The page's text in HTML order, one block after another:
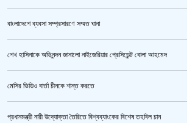
ভারতকে ভয় পেয়েই কি ফেলানী ও মোদিবিরোধী আন্দোলনের ছবি সরানো হয়েছে?’
বাংলাদেশে ব্যবসা সম্প্রসারণে সম্মত ঘানা
শেখ হাসিনাকে অভিনন্দন জানালো নাইজেরিয়ার প্রেসিডেন্ট বোলা আহমেদ
মেসির ভিডিও বার্তা চীনকে শান্ত করতে
প্রধানমন্ত্রী নারী উদ্যোক্তা তৈরিতে বিশ্বব্যাংকের বিশেষ তহবিল চান